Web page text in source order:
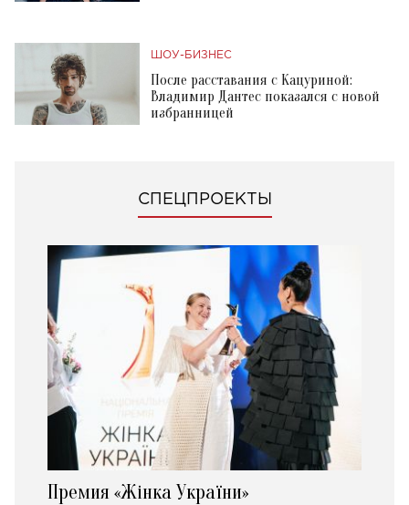
ШОУ-БИЗНЕС
После расставания с Кацуриной:
Владимир Дантес показался с новой
избранницей
СПЕЦПРОЕКТЫ
Премия «Жінка України»